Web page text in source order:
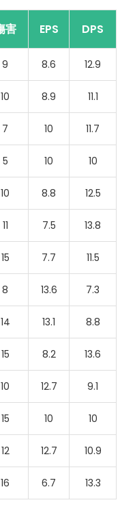
害 EPS DPS
9 8.6 12.9
10 8.9 11.1
7 10 11.7
5 10 10
10 8.8 12.5
11 7.5 13.8
15 7.7 11.5
8 13.6 7.3
14 13.1 8.8
15 8.2 13.6
10 12.7 9.1
15 10 10
12 12.7 10.9
16 6.7 13.3